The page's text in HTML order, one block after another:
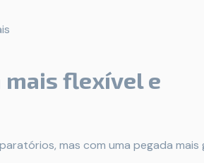
mais flexível e
mas com uma pegada mais